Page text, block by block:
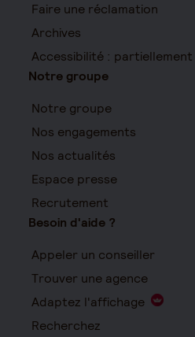
Faire une réclamation
Archives
Accessibilité :
Notre groupe
Notre groupe
Nos engagements
Nos actualités
Espace presse
Recrutement
Besoin d'aide ?
Appeler un conseiller
Trouver une agence
Adaptez l'affichage
Recherchez